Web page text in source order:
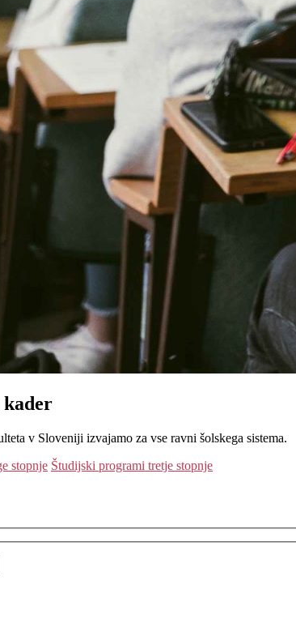
kader
v Sloveniji izvajamo za vse ravni šolskega sistema.
stopnje Študijski programi tretje stopnje